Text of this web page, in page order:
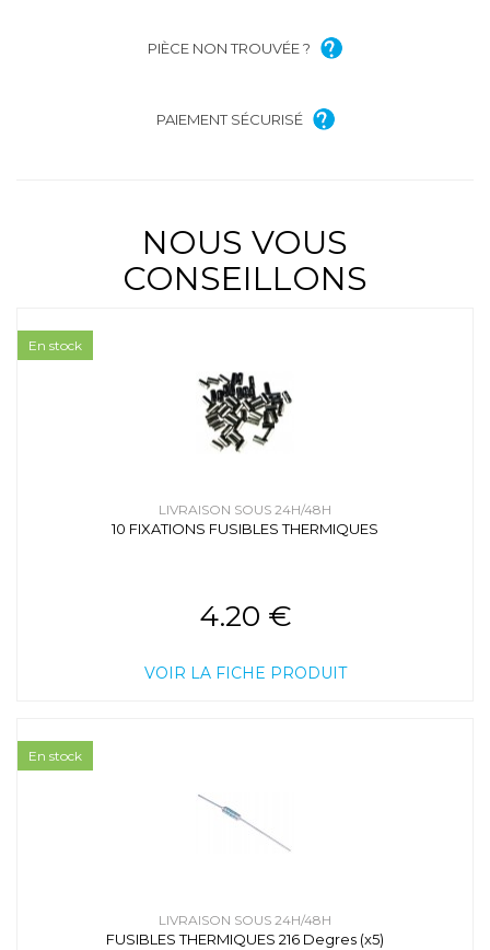
PIÈCE NON TROUVÉE ?
PAIEMENT SÉCURISÉ
NOUS VOUS
CONSEILLONS
LIVRAISON SOUS 24H/48H
10 FIXATIONS FUSIBLES THERMIQUES
4.20 €
VOIR LA FICHE PRODUIT
En stock
LIVRAISON SOUS 24H/48H
FUSIBLES THERMIQUES 216 Degres (x5)
En stock